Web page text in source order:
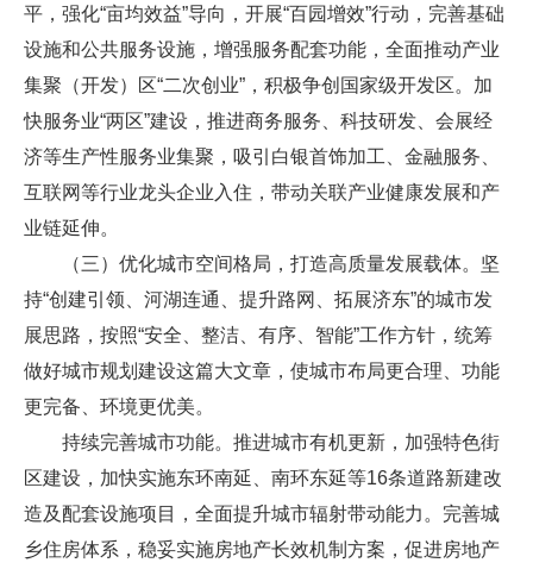
平，强化“亩均效益”导向，开展“百园增效”行动，完善基础
设施和公共服务设施，增强服务配套功能，全面推动产业
集聚（开发）区“二次创业”，积极争创国家级开发区。加
快服务业“两区”建设，推进商务服务、科技研发、会展经
济等生产性服务业集聚，吸引白银首饰加工、金融服务、
互联网等行业龙头企业入住，带动关联产业健康发展和产
业链延伸。
（三）优化城市空间格局，打造高质量发展载体。坚
持“创建引领、河湖连通、提升路网、拓展济东”的城市发
展思路，按照“安全、整洁、有序、智能”工作方针，统筹
做好城市规划建设这篇大文章，使城市布局更合理、功能
更完备、环境更优美。
持续完善城市功能。推进城市有机更新，加强特色街
区建设，加快实施东环南延、南环东延等16条道路新建改
造及配套设施项目，全面提升城市辐射带动能力。完善城
乡住房体系，稳妥实施房地产长效机制方案，促进房地产